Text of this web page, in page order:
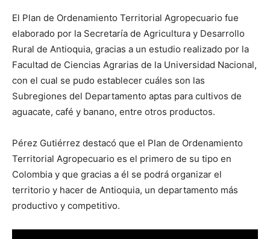
El Plan de Ordenamiento Territorial Agropecuario fue
elaborado por la Secretaría de Agricultura y Desarrollo
Rural de Antioquia, gracias a un estudio realizado por la
Facultad de Ciencias Agrarias de la Universidad Nacional,
con el cual se pudo establecer cuáles son las
Subregiones del Departamento aptas para cultivos de
aguacate, café y banano, entre otros productos.
Pérez Gutiérrez destacó que el Plan de Ordenamiento
Territorial Agropecuario es el primero de su tipo en
Colombia y que gracias a él se podrá organizar el
territorio y hacer de Antioquia, un departamento más
productivo y competitivo.